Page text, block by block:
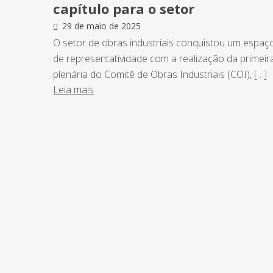
capítulo para o setor
29 de maio de 2025
O setor de obras industriais conquistou um
de representatividade com a realização da
plenária do Comitê de Obras Industriais (COI), […]
Leia mais